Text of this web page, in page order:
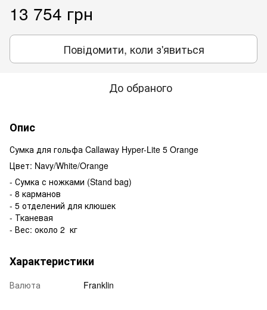
13 754 грн
Повідомити, коли з'явиться
До обраного
Опис
Сумка для гольфа Callaway Hyper-Lite 5 Orange
Цвет: Navy/White/Orange
- Сумка с ножками (Stand bag)
- 8 карманов
- 5 отделений для клюшек
- Тканевая
- Вес: около 2 кг
Характеристики
Валюта Franklin